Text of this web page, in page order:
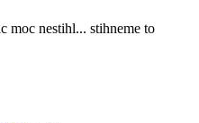
moc nestihl... stihneme to